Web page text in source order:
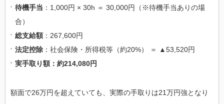
待機手当 ：1,000円 × 30h ＝ 30,000円（※待機手当ありの場
合）
総支給額：267,600円
法定控除 ：社会保険・所得税等（約20%） ＝ ▲53,520円
実手取り額：約214,080円
額面で26万円を超えていても、実際の手取りは21万円強となり